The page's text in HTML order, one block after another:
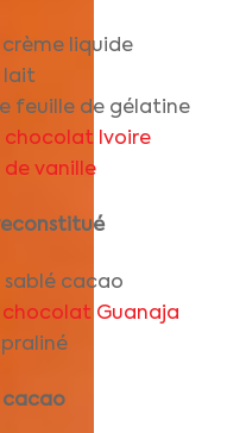
crème liquide
lait
feuille de gélatine
chocolat Ivoire
de vanille
sablé cacao
chocolat Guanaja
praliné
cacao